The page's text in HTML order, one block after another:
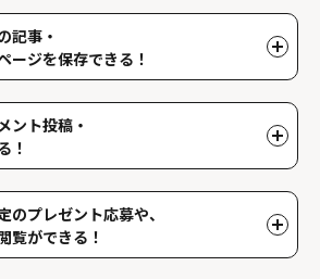
することで、マイページで好きな人物の関連
できます。好きな人物一覧はマイページで確
記事・
ージを保存できる！
ーページを保存し、マイページでいつでも閲
。
ント投稿・
！
想などのコメントができ、他のファンが投稿
とができます。
のプレゼント応募や、
覧ができる！